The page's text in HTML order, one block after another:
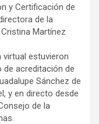
y Certificación de
de la
Martínez
estuvieron
de acreditación de
Sánchez de
y en directo desde
de la